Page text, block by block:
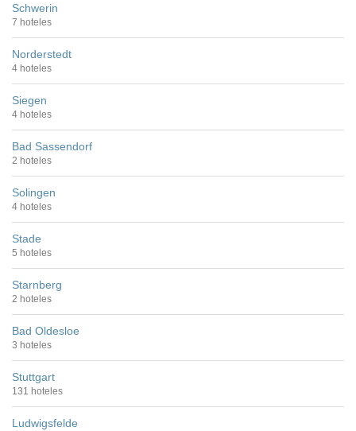
Schwerin
7 hoteles
Norderstedt
4 hoteles
Siegen
4 hoteles
Bad Sassendorf
2 hoteles
Solingen
4 hoteles
Stade
5 hoteles
Starnberg
2 hoteles
Bad Oldesloe
3 hoteles
Stuttgart
131 hoteles
Ludwigsfelde